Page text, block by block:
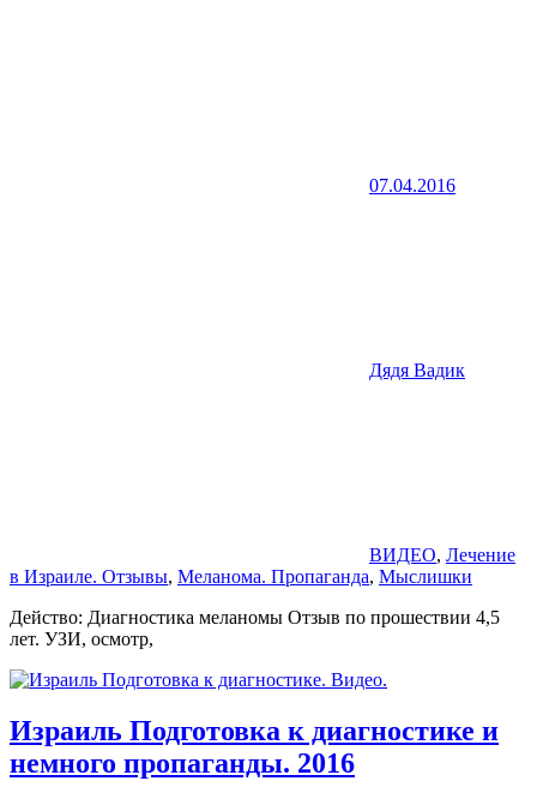
07.04.2016
Дядя Вадик
ВИДЕО, Лечение
в Израиле. Отзывы, Меланома. Пропаганда, Мыслишки
Действо: Диагностика меланомы Отзыв по прошествии 4,5
лет. УЗИ, осмотр,
Израиль Подготовка к диагностике и
немного пропаганды. 2016